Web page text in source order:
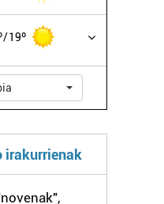
19º
irakurrienak